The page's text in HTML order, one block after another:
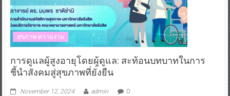
สุขภาพ-ความงาม
การดูแลผู้สูงอายุโดยผู้ดูแล: สะท้อนบทบาทในการ
ชี้นำสังคมสู่สุขภาพที่ยั่งยืน
November 12, 2024 admin 0